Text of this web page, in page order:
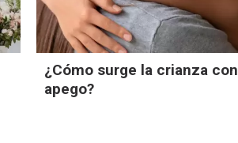
¿Cómo surge la crianza con
apego?